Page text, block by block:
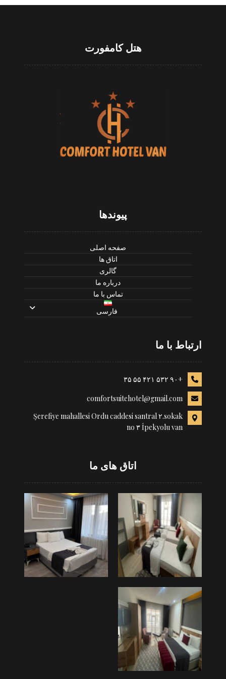
هتل کامفورت
پیوندها
صفحه اصلی
اتاق ها
گالری
درباره ما
تماس با ما
فارسی
ارتباط با ما
+۹۰ ۵۳۲ ۴۲۱ ۵۵ ۳۵
comfortsuitehotel@gmail.com
Şerefiye mahallesi Ordu caddesi santral ۲.sokak
no ۳ İpekyolu van
اتاق های ما